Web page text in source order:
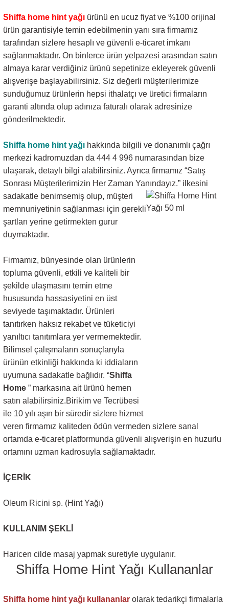
Shiffa home hint yağı ürünü en ucuz fiyat ve %100 orijinal
ürün garantisiyle temin edebilmenin yanı sıra firmamız
tarafından sizlere hesaplı ve güvenli e-ticaret imkanı
sağlanmaktadır. On binlerce ürün yelpazesi arasından satın
almaya karar verdiğiniz ürünü sepetinize ekleyerek güvenli
alışverişe başlayabilirsiniz. Siz değerli müşterilerimize
sunduğumuz ürünlerin hepsi ithalatçı ve üretici firmaların
garanti altında olup adınıza faturalı olarak adresinize
gönderilmektedir.
Shiffa home hint yağı hakkında bilgili ve donanımlı çağrı
merkezi kadromuzdan da 444 4 996 numarasından bize
ulaşarak, detaylı bilgi alabilirsiniz. Ayrıca firmamız “Satış
Sonrası Müşterilerimizin Her Zaman Yanındayız.” ilkesini
sadakatle benimsemiş olup, müşteri
memnuniyetinin sağlanması için gerekli
şartları yerine getirmekten gurur
duymaktadır.
Firmamız, bünyesinde olan ürünlerin
topluma güvenli, etkili ve kaliteli bir
şekilde ulaşmasını temin etme
hususunda hassasiyetini en üst
seviyede taşımaktadır. Ürünleri
tanıtırken haksız rekabet ve tüketiciyi
yanıltıcı tanıtımlara yer vermemektedir.
Bilimsel çalışmaların sonuçlarıyla
ürünün etkinliği hakkında ki iddiaların
uyumuna sadakatle bağlıdır. “Shiffa
Home ” markasına ait ürünü hemen
satın alabilirsiniz.Birikim ve Tecrübesi
ile 10 yılı aşın bir süredir sizlere hizmet
veren firmamız kaliteden ödün vermeden sizlere sanal
ortamda e-ticaret platformunda güvenli alışverişin en huzurlu
ortamını uzman kadrosuyla sağlamaktadır.
İÇERİK
Oleum Ricini sp. (Hint Yağı)
KULLANIM ŞEKLİ
Haricen cilde masaj yapmak suretiyle uygulanır.
Shiffa Home Hint Yağı Kullananlar
Shiffa home hint yağı kullananlar olarak tedarikçi firmalarla